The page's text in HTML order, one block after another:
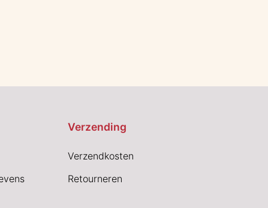
Verzending
Verzendkosten
Retourneren